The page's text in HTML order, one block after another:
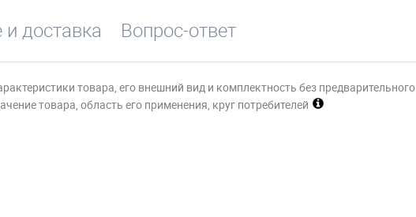
доставка Вопрос-ответ
товара, его внешний вид и комплектность без предварительного
товара, область его применения, круг потребителей